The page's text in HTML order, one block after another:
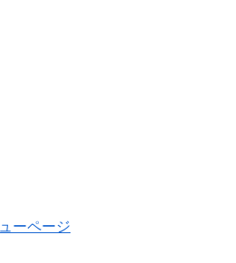
ーページ